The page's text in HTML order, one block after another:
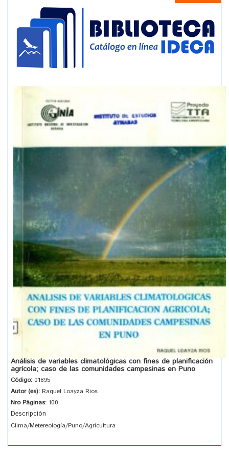
Análisis de variables climatológicas con fines de planificación
agrícola; caso de las comunidades campesinas en Puno
Código: 01895
Autor (es): Raquel Loayza Rios
Nro Páginas: 100
Descripción
Clima/Metereología/Puno/Agricultura